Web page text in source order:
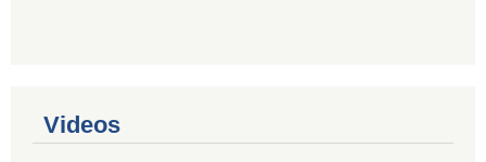
Videos